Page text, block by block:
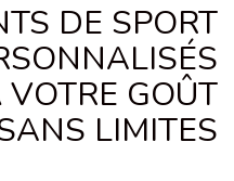
DE SPORT
VOTRE GOÛT
LIMITES